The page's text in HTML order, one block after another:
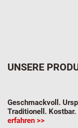
UNSERE
Geschmackvoll.
Traditionell.
erfahren >>